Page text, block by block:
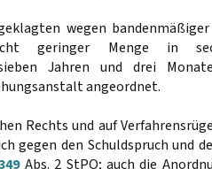
wegen
geringer Menge in
Jahren und drei
angeordnet.
Rechts und auf
gegen den Schuldspruch und
Abs. 2 StPO; auch die